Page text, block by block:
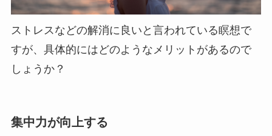
ストレスなどの解消に良いと言われている瞑想で
すが、具体的にはどのようなメリットがあるので
しょうか？
集中力が向上する